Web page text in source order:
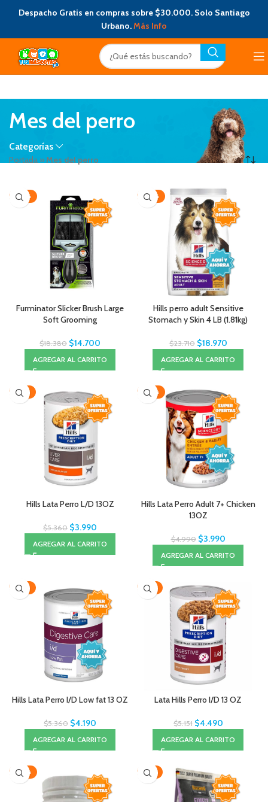
Despacho Gratis en compras sobre $30.000. Solo Santiago
Urbano.Más Info
Mes del perro
Categorías
Portada »Mes del perro
-20%
Furminator Slicker Brush Large
Soft Grooming
$18.380 $14.700
AGREGAR AL CARRITO
-20%
Hills perro adult Sensitive
Stomach y Skin 4 LB (1.81kg)
$23.710 $18.970
AGREGAR AL CARRITO
-26%
Hills Lata Perro L/D 13OZ
$5.360 $3.990
AGREGAR AL CARRITO
-20%
Hills Lata Perro Adult 7+ Chicken
13OZ
$4.990 $3.990
AGREGAR AL CARRITO
-22%
Hills Lata Perro I/D Low fat 13 OZ
$5.360 $4.190
AGREGAR AL CARRITO
-13%
Lata Hills Perro I/D 13 OZ
$5.151 $4.490
AGREGAR AL CARRITO
-20% -14%